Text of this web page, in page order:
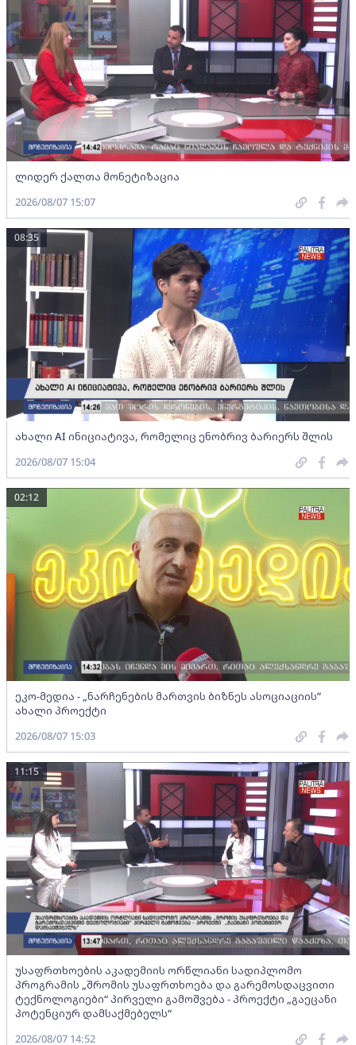
ლიდერ ქალთა მონეტიზაცია
2026/08/07 15:07
ახალი AI ინიციატივა, რომელიც ენობრივ ბარიერს შლის
08:35
2026/08/07 15:04
ეკო-მედია - „ნარჩენების მართვის ბიზნეს ასოციაციის”
ახალი პროექტი
02:12
2026/08/07 15:03
უსაფრთხოების აკადემიის ორწლიანი სადიპლომო
პროგრამის „შრომის უსაფრთხოება და გარემოსდაცვითი
ტექნოლოგიები“ პირველი გამოშვება - პროექტი „გაეცანი
პოტენციურ დამსაქმებელს“
11:15
2026/08/07 14:52